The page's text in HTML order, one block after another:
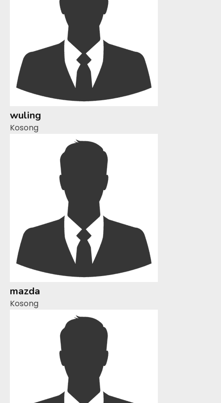
wuling
Kosong
mazda
Kosong